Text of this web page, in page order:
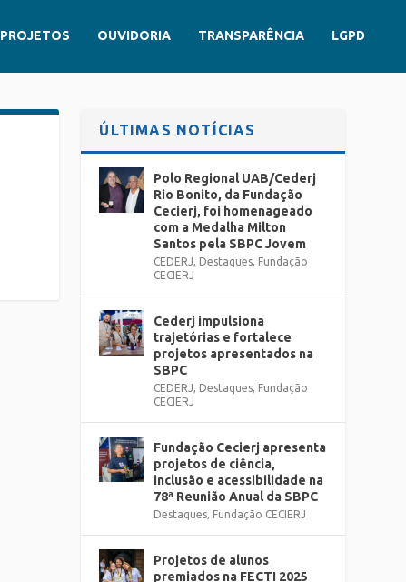
PROJETOS OUVIDORIA TRANSPARÊNCIA LGPD
ÚLTIMAS NOTÍCIAS
Polo Regional UAB/Cederj
Rio Bonito, da Fundação
Cecierj, foi homenageado
com a Medalha Milton
Santos pela SBPC Jovem
CEDERJ, Destaques, Fundação
CECIERJ
Cederj impulsiona
trajetórias e fortalece
projetos apresentados na
SBPC
CEDERJ, Destaques, Fundação
CECIERJ
Fundação Cecierj apresenta
projetos de ciência,
inclusão e acessibilidade na
78ª Reunião Anual da SBPC
Destaques, Fundação CECIERJ
Projetos de alunos
premiados na FECTI 2025